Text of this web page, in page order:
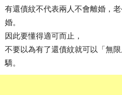
有還債紋不代表兩人不會離婚，
婚。
因此要懂得適可而止，
不要以為有了還債紋就可以「無
驕。